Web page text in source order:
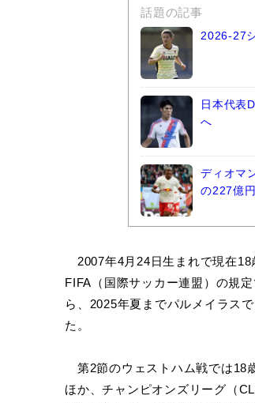
話題の記事
2026-27
日本代表
へ
ディオマ
の227億
2007年4月24日生まれで現在18
FIFA（国際サッカー連盟）の規
ら、2025年夏までパルメイラス
た。
第2節のウェストハム戦では18
ほか、チャンピオンズリーグ（